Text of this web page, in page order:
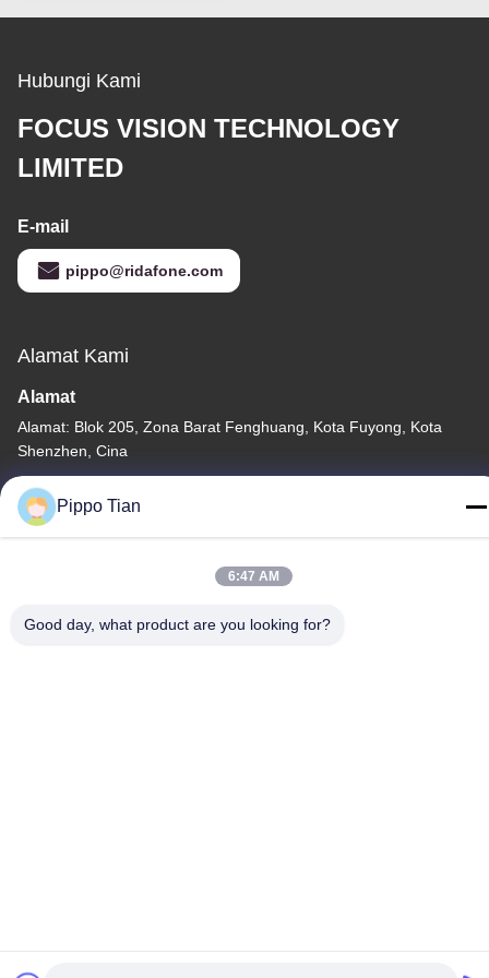
Hubungi Kami
FOCUS VISION TECHNOLOGY
LIMITED
E-mail
pippo@ridafone.com
Alamat Kami
Alamat
Alamat: Blok 205, Zona Barat Fenghuang, Kota Fuyong, Kota
Shenzhen, Cina
Telp
86--13590447319
Pippo Tian
6:47 AM
Good day, what product are you looking for?